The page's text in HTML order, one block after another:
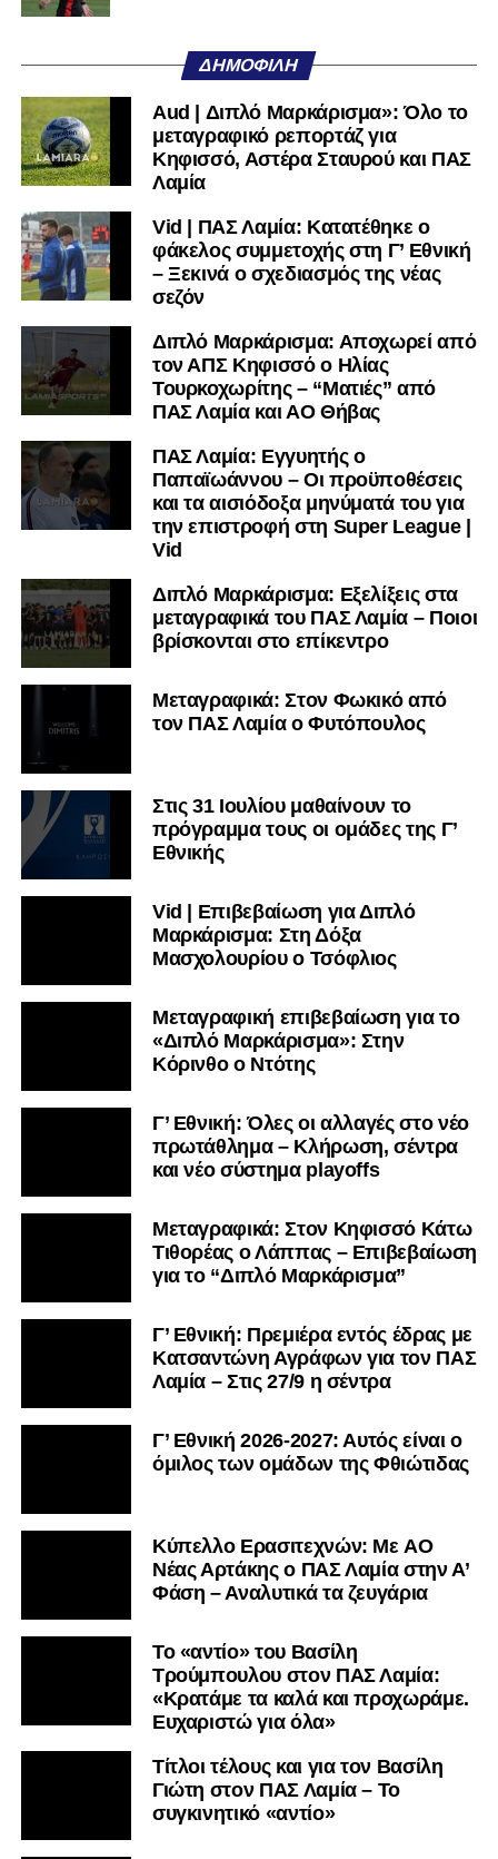
Όταν αποφασίσει να συνειδητοποιήσει ότι είναι
πολύ μικρή.
Ακολουθήστε το lamiara.grστοGoogle Newsγια να
μαθαίνετε πρώτοι τα κυανόλευκα νέα στην Ελλάδα και τον
υπόλοιπο κόσμο. Ακολουθήστε το lamiara.gr στο
μαθαίνετε σε χρόνο dt όλα τα νέα.
ΔΗΜΟΦΙΛΉ
Aud | Διπλό Μαρκάρισμα»: Όλο το
μεταγραφικό ρεπορτάζ για
Κηφισσό, Αστέρα Σταυρού και ΠΑΣ
Λαμία
Vid | ΠΑΣ Λαμία: Κατατέθηκε ο
φάκελος συμμετοχής στη Γ’ Εθνική
– Ξεκινά ο σχεδιασμός της νέας
σεζόν
Διπλό Μαρκάρισμα: Αποχωρεί από
τον ΑΠΣ Κηφισσό ο Ηλίας
Τουρκοχωρίτης – “Ματιές” από
ΠΑΣ Λαμία και ΑΟ Θήβας
ΠΑΣ Λαμία: Εγγυητής ο
Παπαϊωάννου – Οι προϋποθέσεις
και τα αισιόδοξα μηνύματά του για
την επιστροφή στη Super League |
Vid
Διπλό Μαρκάρισμα: Εξελίξεις στα
μεταγραφικά του ΠΑΣ Λαμία – Ποιοι
βρίσκονται στο επίκεντρο
Μεταγραφικά: Στον Φωκικό από
τον ΠΑΣ Λαμία ο Φυτόπουλος
Στις 31 Ιουλίου μαθαίνουν το
πρόγραμμα τους οι ομάδες της Γ’
Εθνικής
Vid | Επιβεβαίωση για Διπλό
Μαρκάρισμα: Στη Δόξα
Μασχολουρίου ο Τσόφλιος
Μεταγραφική επιβεβαίωση για το
«Διπλό Μαρκάρισμα»: Στην
Κόρινθο ο Ντότης
Γ’ Εθνική: Όλες οι αλλαγές στο νέο
πρωτάθλημα – Κλήρωση, σέντρα
και νέο σύστημα playoffs
Μεταγραφικά: Στον Κηφισσό Κάτω
Τιθορέας ο Λάππας – Επιβεβαίωση
για το “Διπλό Μαρκάρισμα”
Γ’ Εθνική: Πρεμιέρα εντός έδρας με
Κατσαντώνη Αγράφων για τον ΠΑΣ
Λαμία – Στις 27/9 η σέντρα
Γ’ Εθνική 2026-2027: Αυτός είναι ο
όμιλος των ομάδων της Φθιώτιδας
Kύπελλο Ερασιτεχνών: Με AO
Nέας Αρτάκης ο ΠΑΣ Λαμία στην Α’
Φάση – Αναλυτικά τα ζευγάρια
Το «αντίο» του Βασίλη
Τρούμπουλου στον ΠΑΣ Λαμία:
«Κρατάμε τα καλά και προχωράμε.
Ευχαριστώ για όλα»
Τίτλοι τέλους και για τον Βασίλη
Γιώτη στον ΠΑΣ Λαμία – Το
συγκινητικό «αντίο»